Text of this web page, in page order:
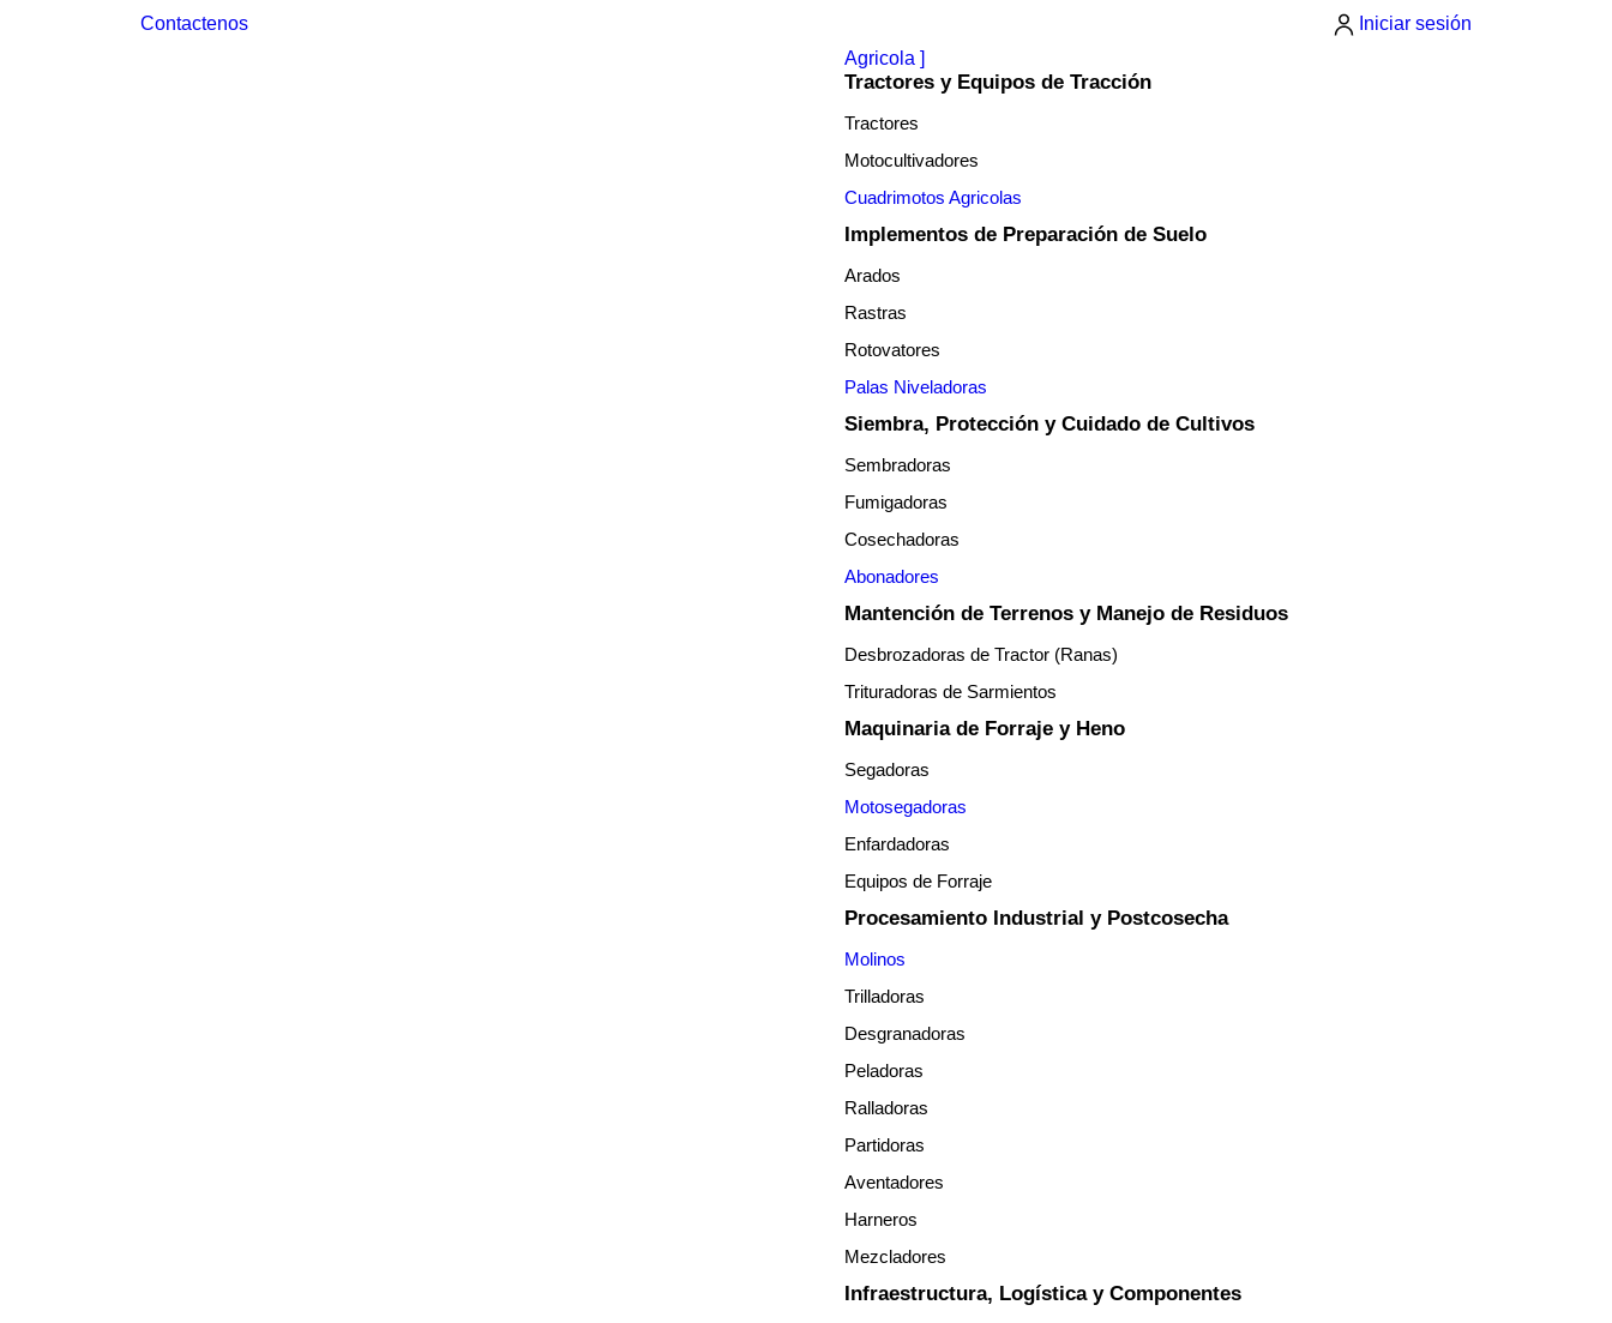
Contactenos Iniciar sesión
Agricola
Tractores y Equipos de Tracción
Tractores
Motocultivadores
Cuadrimotos Agricolas
Implementos de Preparación de Suelo
Arados
Rastras
Rotovatores
Palas Niveladoras
Siembra, Protección y Cuidado de Cultivos
Sembradoras
Fumigadoras
Cosechadoras
Abonadores
Mantención de Terrenos y Manejo de Residuos
Desbrozadoras de Tractor (Ranas)
Trituradoras de Sarmientos
Maquinaria de Forraje y Heno
Segadoras
Motosegadoras
Enfardadoras
Equipos de Forraje
Procesamiento Industrial y Postcosecha
Molinos
Trilladoras
Desgranadoras
Peladoras
Ralladoras
Partidoras
Aventadores
Harneros
Mezcladores
Infraestructura, Logística y Componentes